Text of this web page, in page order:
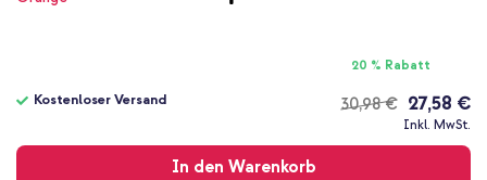
20 % Rabatt
30,98 €
Kostenloser Versand 27,58 €
Inkl. MwSt.
In den Warenkorb
Versand